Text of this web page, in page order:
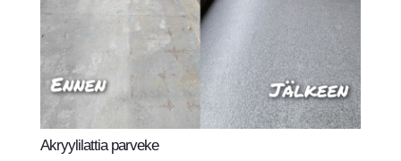
Akryylilattia parveke